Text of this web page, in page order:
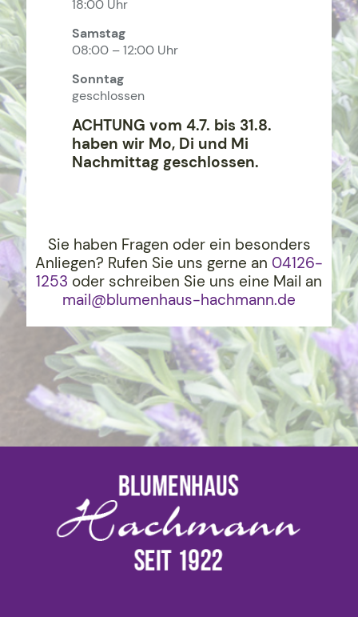
18:00 Uhr
Samstag
08:00 – 12:00 Uhr
Sonntag
geschlossen
ACHTUNG vom 4.7. bis 31.8.
haben wir Mo, Di und Mi
Nachmittag geschlossen.
Sie haben Fragen oder ein besonders
Anliegen? Rufen Sie uns gerne an 04126-
1253 oder schreiben Sie uns eine Mail an
mail@blumenhaus-hachmann.de